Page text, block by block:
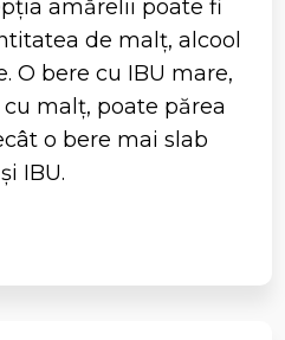
amărelii poate fi
de malț, alcool
O bere cu IBU mare,
malț, poate părea
o bere mai slab
IBU.